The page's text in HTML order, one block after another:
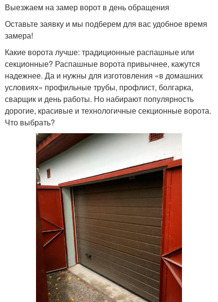
Выезжаем на замер ворот в день обращения
Оставьте заявку и мы подберем для вас удобное время
замера!
Какие ворота лучше: традиционные распашные или
секционные? Распашные ворота привычнее, кажутся
надежнее. Да и нужны для изготовления «в домашних
условиях» профильные трубы, профлист, болгарка,
сварщик и день работы. Но набирают популярность
дорогие, красивые и технологичные секционные ворота.
Что выбрать?